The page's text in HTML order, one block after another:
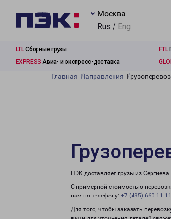
Москва
Rus / Eng
LTLСборные грузы FTL
EXPRESS Авиа- и экспресс-доставка
Главная Направления
ПЭК доставляет грузы из
С примерной стоимостью
нам по телефону: +7 (495) 660-11-11
Для того, чтобы заказать